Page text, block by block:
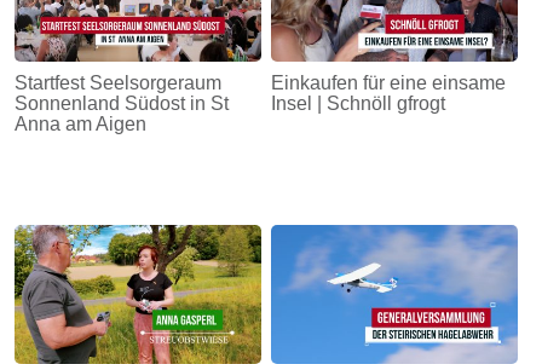
Startfest Seelsorgeraum
Sonnenland Südost in St
Anna am Aigen
Einkaufen für eine einsame
Insel | Schnöll gfrogt